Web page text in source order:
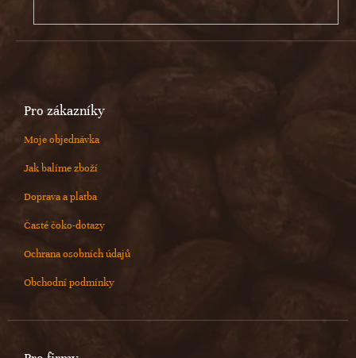
Pro zákazníky
Moje objednávka
Jak balíme zboží
Doprava a platba
Časté čoko-dotazy
Ochrana osobních údajů
Obchodní podmínky